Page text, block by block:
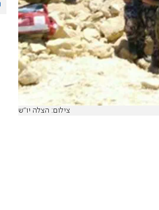
צילום: הצלה יו"ש